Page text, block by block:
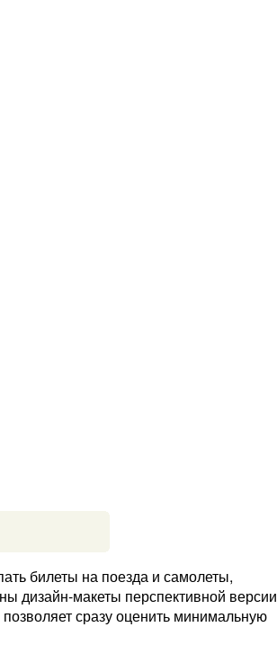
билеты на поезда и самолеты,
дизайн-макеты перспективной версии
сразу оценить минимальную